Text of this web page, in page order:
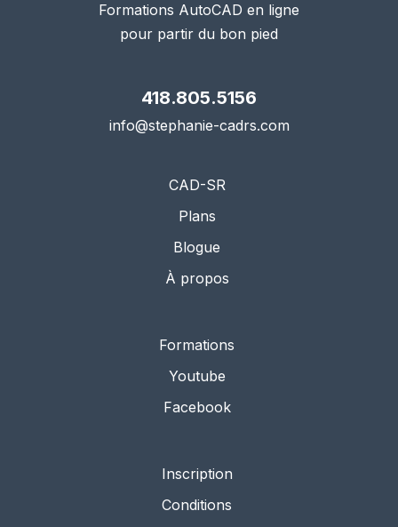
Formations AutoCAD en ligne
pour partir du bon pied
418.805.5156
info@stephanie-cadrs.com
CAD-SR
Plans
Blogue
À propos
Formations
Youtube
Facebook
Inscription
Conditions